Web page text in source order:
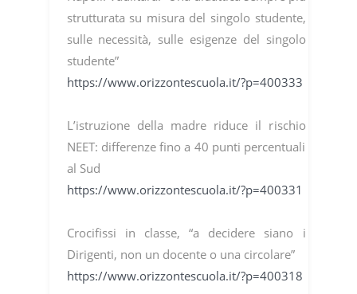
strutturata su misura del singolo studente,
sulle necessità, sulle esigenze del singolo
studente”
https://www.orizzontescuola.it/?p=400333
L’istruzione della madre riduce il rischio
NEET: differenze fino a 40 punti percentuali
al Sud
https://www.orizzontescuola.it/?p=400331
Crocifissi in classe, “a decidere siano i
Dirigenti, non un docente o una circolare”
https://www.orizzontescuola.it/?p=400318